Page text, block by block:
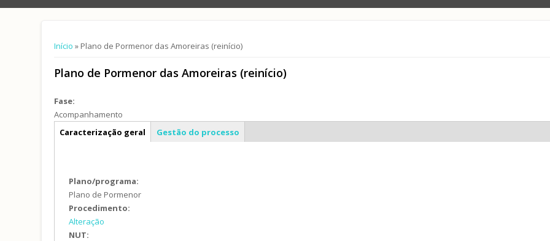
Está aqui
Início » Plano de Pormenor das Amoreiras (reinício)
Plano de Pormenor das Amoreiras (reinício)
Fase:
Acompanhamento
Info geral
Caracterização geral Gestão do processo
Plano/programa:
Plano de Pormenor
Procedimento:
Alteração
NUT: